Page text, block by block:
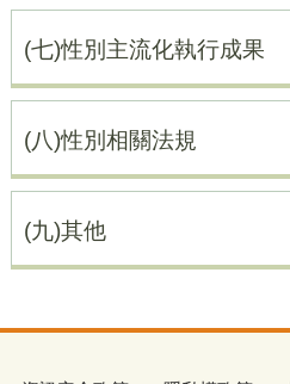
(七)性別主流化執行成果
(八)性別相關法規
(九)其他